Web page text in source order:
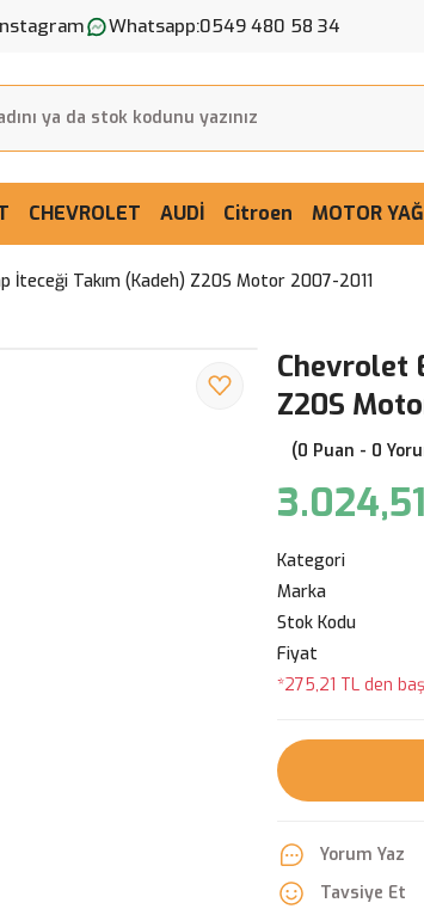
Whatsapp:0549 480 58 34
CHEVROLET AUDİ Citroen MOTOR
İteceği Takım (Kadeh) Z20S Motor 2007-2011
Chevrolet
Z20S
(0 Puan - 0
Kategori
Marka
Stok Kodu
Fiyat
*275,21 TL den
Yorum Yaz
Tavsiye Et